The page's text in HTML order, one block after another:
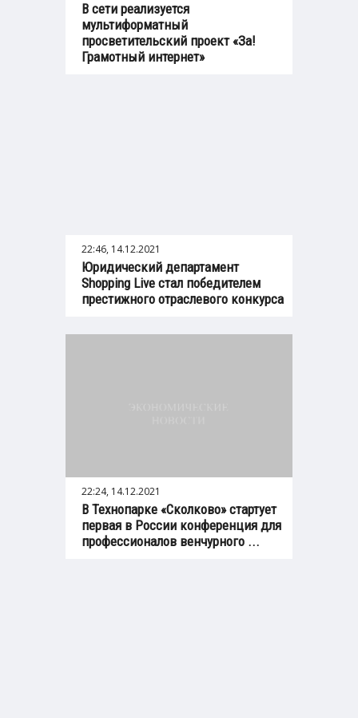
В сети реализуется
мультиформатный
просветительский проект «За!
Грамотный интернет»
22:46, 14.12.2021
Юридический департамент
Shopping Live стал победителем
престижного отраслевого конкурса
22:24, 14.12.2021
В Технопарке «Сколково» стартует
первая в России конференция для
профессионалов венчурного ...